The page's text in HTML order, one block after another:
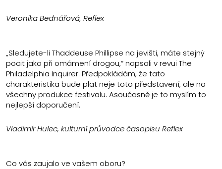
Veronika Bednářová, Reflex
„Sledujete-li Thaddeuse Phillipse na jevišti, máte stejný
pocit jako při omámení drogou,“ napsali v revui The
Philadelphia Inquirer. Předpokládám, že tato
charakteristika bude plat neje toto představení, ale na
všechny produkce festivalu. Asoučasně je to myslím to
nejlepší doporučení.
Vladimír Hulec, kulturní průvodce časopisu Reflex
Co vás zaujalo ve vašem oboru?